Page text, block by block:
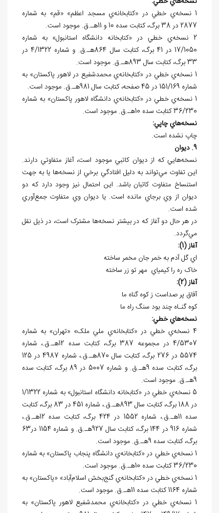
1 نسخه‌ي خطي در «کتابخانه‌ي مسجد اعظم» «قم» به شماره
2877 در 38 برگ، کتابت سده 10 و 11هـ.ق. موجود است.
2 نسخه‌ي خطي در «کتابخانه دانشگاه استانبول» به شماره
17/1050 در 41 برگ، کتابت سال 864هـ.ق. و شماره 4/1322 در
33 برگ، کتابت سال 893هـ.ق. موجود است.
1 نسخه‌ي خطي در «کتابخانه‌ي محمدشفيع در لاهور پاکستان» به
شماره 151/169 در 45 صفحه، کتابت سال 981هـ.ق. موجود است.
1 نسخه‌ي خطي در «کتابخانه‌ي دانشگاه لاهور پاکستان» به شماره
36/230 کتابت سده 10هـ.ق. موجود است.
نسخههاي چاپي:
چاپ نشده است.
9. ديوان
نسخه‌هايي که از ديوان کاتبي موجود است، آغاز متفاوتي دارند.
اين تفاوت مي‌تواند به دليل افتادگي برخي از نسخه‌ها يا به جهت
استنساخ متفاوت کاتبان باشد. اين احتمال نيز وجود دارد که دو
ديوان از وي برجاي مانده است. يا ديوان وي متفاوت جمع‌آوري
شده است.
در هر حال دو آغاز که در بيشتر نسخه‌ها مشترک است، در ذيل نقل
مي‌گردد.
آغاز (1):
اي گل آدم به خمر جان مخمر ساخته
خاک ره را کيمياي مهر تو زر ساخته
آغاز (2):
آفاق پر صداست ز کوه گناه ما
کوه گنـاه چند بود سنگ راه ما
نسخههاي خطي:
4 نسخه‌ي خطي در «کتابخانه‌ي ملي ملک» «تهران» به شماره
4/5307 در مجموعه 387 برگ،‌ کتابت سده 12هـ.ق.، شماره
5574 در 276 برگ، کتابت سال 870هـ.ق.، شماره 4987 در 125
برگ، کتابت سده 9هـ.ق. و شماره 5007 در 89 برگ، کتابت سده
9هـ.ق. موجود است.
5 نسخه‌ي خطي در «کتابخانه دانشگاه استانبول» به شماره 1/1322
در 188 برگ، کتابت سال 893هـ.ق.، شماره 451 در 83 برگ، کتابت
سده 11هـ.ق.، شماره 1552 در 424 برگ، کتابت سده 12هـ.ق.،
شماره 916 در 144 برگ، کتابت سال 927هـ.ق. و شماره 1154 در63
برگ، کتابت سده 9هـ.ق. موجود است.
1 نسخه‌ي خطي در «کتابخانه‌ي دانشگاه پنجاب پاکستان» به شماره
36/230 کتابت سده 10هـ.ق. موجود است.
1 نسخه‌ي خطي در «کتابخانه‌ي گنج‌بخش اسلام‌آباد» «پاکستان» به
شماره 1164 کتابت سده 11هـ.ق. موجود است.
1 نسخه‌ي خطي در «کتابخانه‌ي محمدشفيع لاهور پاکستان» به